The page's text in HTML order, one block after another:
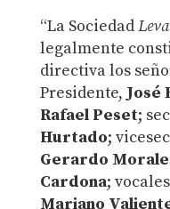
“La Sociedad
legalmente
directiva los
Presidente, José
Rafael Peset;
Hurtado;
Gerardo
Cardona;
Mariano